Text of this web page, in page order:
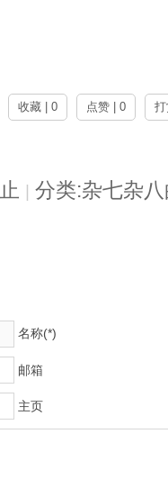
收藏 | 0 点赞 | 0
分类:杂七杂
名称(*)
邮箱
主页